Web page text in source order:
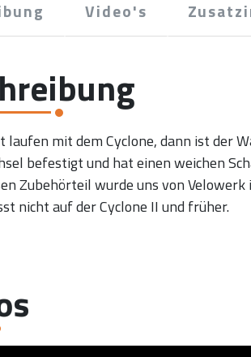
Video's
laufen mit dem Cyclone, dann ist der
befestigt und hat einen weichen
Zubehörteil wurde uns von Velowerk
nicht auf der Cyclone II und früher.